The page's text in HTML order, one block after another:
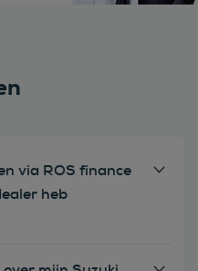
via ROS finance
heb